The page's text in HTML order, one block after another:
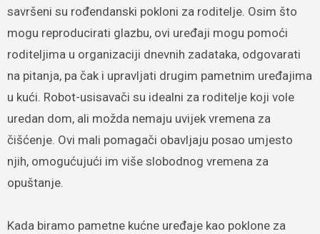
savršeni su rođendanski pokloni za roditelje. Osim što
mogu reproducirati glazbu, ovi uređaji mogu pomoći
roditeljima u organizaciji dnevnih zadataka, odgovarati
na pitanja, pa čak i upravljati drugim pametnim uređajima
u kući. Robot-usisavači su idealni za roditelje koji vole
uredan dom, ali možda nemaju uvijek vremena za
čišćenje. Ovi mali pomagači obavljaju posao umjesto
njih, omogućujući im više slobodnog vremena za
opuštanje.
Kada biramo pametne kućne uređaje kao poklone za